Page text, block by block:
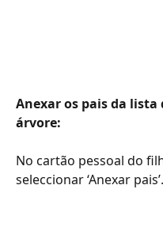
Anexar os pais da lista
árvore:
No cartão pessoal do
seleccionar ‘Anexar pais’.